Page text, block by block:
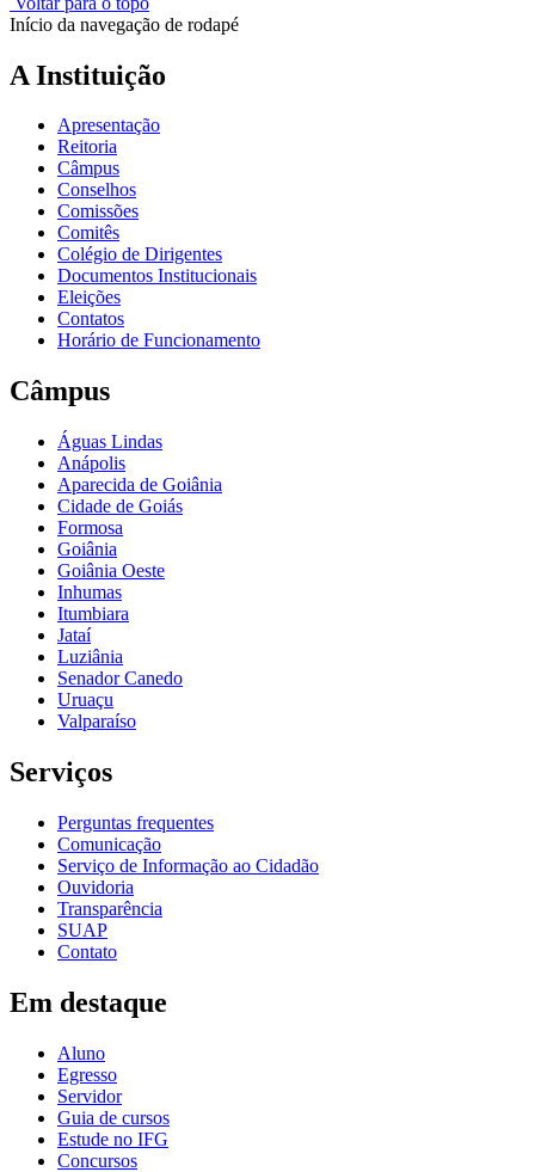
Início da navegação de rodapé
A Instituição
Apresentação
Reitoria
Câmpus
Conselhos
Comissões
Comitês
Colégio de Dirigentes
Documentos Institucionais
Eleições
Contatos
Horário de Funcionamento
Câmpus
Águas Lindas
Anápolis
Aparecida de Goiânia
Cidade de Goiás
Formosa
Goiânia
Goiânia Oeste
Inhumas
Itumbiara
Jataí
Luziânia
Senador Canedo
Uruaçu
Valparaíso
Serviços
Perguntas frequentes
Comunicação
Serviço de Informação ao Cidadão
Ouvidoria
Transparência
SUAP
Contato
Em destaque
Aluno
Egresso
Servidor
Guia de cursos
Estude no IFG
Concursos